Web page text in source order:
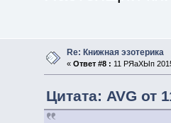
Re: Книжная эзотерика
« Ответ #8 : 11 РЯаХЫп
Цитата: AVG от